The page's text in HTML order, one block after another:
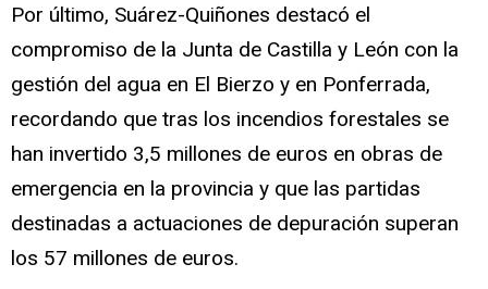
Por último, Suárez-Quiñones destacó el
compromiso de la Junta de Castilla y León con la
gestión del agua en El Bierzo y en Ponferrada,
recordando que tras los incendios forestales se
han invertido 3,5 millones de euros en obras de
emergencia en la provincia y que las partidas
destinadas a actuaciones de depuración superan
los 57 millones de euros.